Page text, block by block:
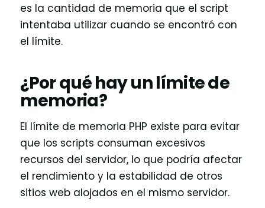
es la cantidad de memoria que el script
intentaba utilizar cuando se encontró con
el límite.
¿Por qué hay un límite de
memoria?
El límite de memoria PHP existe para evitar
que los scripts consuman excesivos
recursos del servidor, lo que podría afectar
el rendimiento y la estabilidad de otros
sitios web alojados en el mismo servidor.